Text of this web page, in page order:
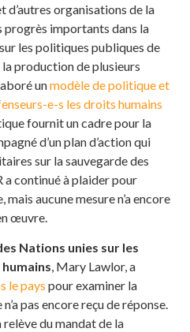
d’autres organisations de la
progrès importants dans la
les politiques publiques de
production de plusieurs
unmodèle de politique et
e-s les droits humains
fournit un cadre pour la
d’un plan d’action qui
sur la sauvegarde des
continué à plaider pour
aucune mesure n’a encore
œuvre.
Nations unies sur les
, Mary Lawlor, a
le pays pour examiner la
pas encore reçu de réponse.
du mandat de la